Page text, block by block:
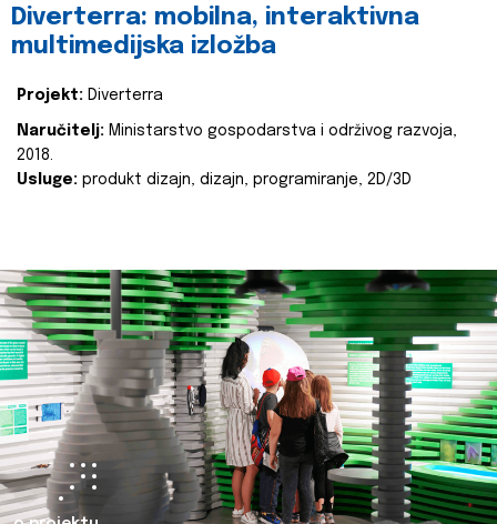
Diverterra: mobilna, interaktivna
multimedijska izložba
Projekt: Diverterra
Naručitelj: Ministarstvo gospodarstva i održivog razvoja,
2018.
Usluge: produkt dizajn, dizajn, programiranje, 2D/3D